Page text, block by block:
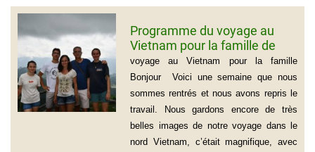
Programme du voyage au
Vietnam pour la famille de
Mme BEAUGRAND
voyage au Vietnam pour la famille
Bonjour Voici une semaine que nous
sommes rentrés et nous avons repris le
travail. Nous gardons encore de très
belles images de notre voyage dans le
nord Vietnam, c’était magnifique, avec